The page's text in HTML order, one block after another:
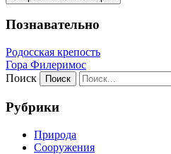
Познавательно
Родосская крепость
Гора Филеримос
Поиск
Рубрики
Природа
Сооружения